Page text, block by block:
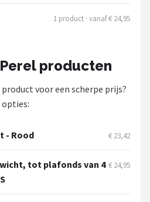
1 product · vanaf € 24,95
producten
voor een scherpe prijs?
- Rood € 23,42
tot plafonds van 4 € 24,95